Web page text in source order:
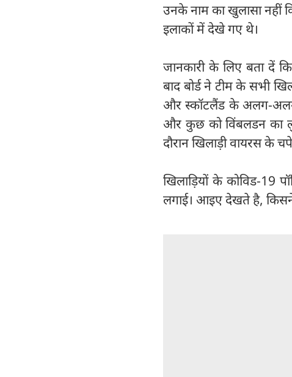
उनके नाम का खुलासा नहीं
इलाकों में देखे गए थे।
जानकारी के लिए बता दें
बाद बोर्ड ने टीम के सभी
और स्कॉटलैंड के अलग-अलग
और कुछ को विंबलडन का
दौरान खिलाड़ी वायरस के
खिलाड़ियों के कोविड-19
लगाई। आइए देखते है,